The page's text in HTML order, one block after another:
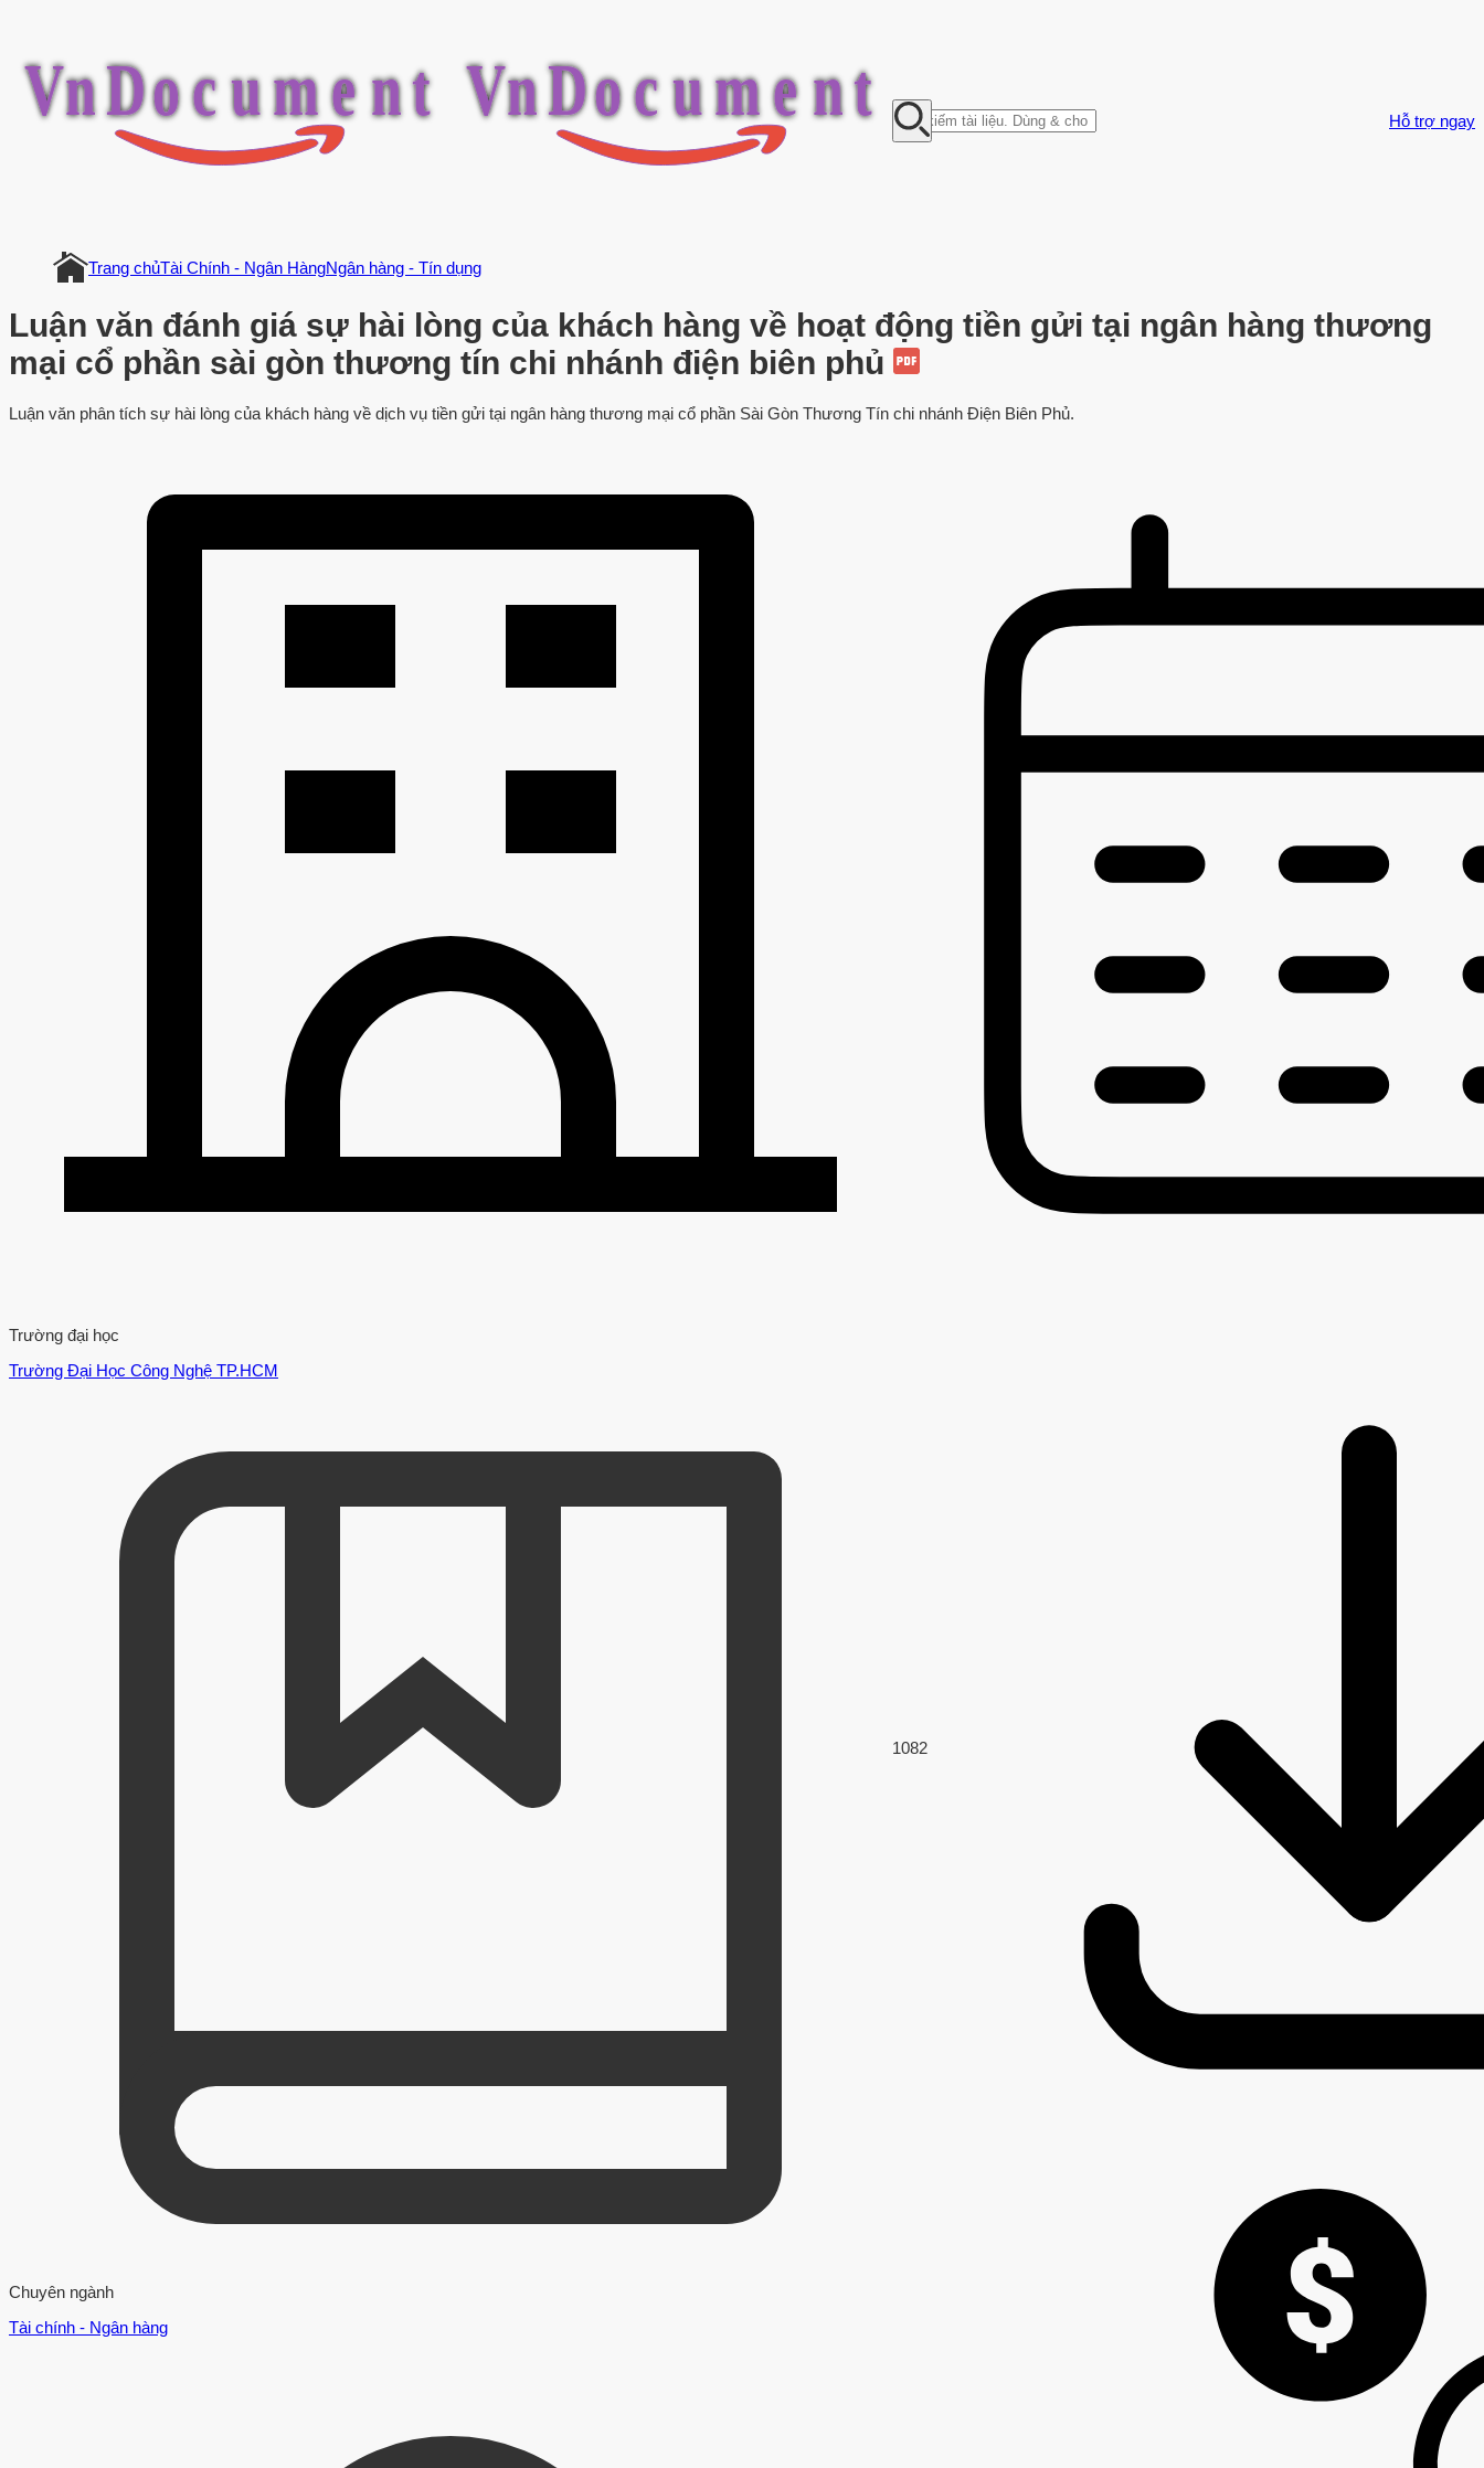
VnDocument VnDocument Hỗ trợ ngay
Trang chủTài Chính - Ngân HàngNgân hàng - Tín dụng
Luận văn đánh giá sự hài lòng của khách hàng về hoạt động tiền gửi tại ngân hàng thương
mại cổ phần sài gòn thương tín chi nhánh điện biên phủ
Luận văn phân tích sự hài lòng của khách hàng về dịch vụ tiền gửi tại ngân hàng thương mại cổ phần Sài Gòn Thương Tín chi nhánh Điện Biên Phủ.
Trường đại học
Trường Đại Học Công Nghệ TP.HCM
Chuyên ngành
Tài chính - Ngân hàng
1082